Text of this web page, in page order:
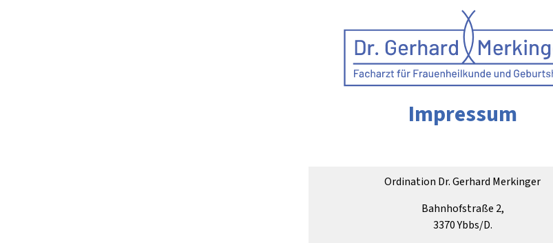
Impressum
Ordination Dr. Gerhard Merkinger
Bahnhofstraße 2,
3370 Ybbs/D.